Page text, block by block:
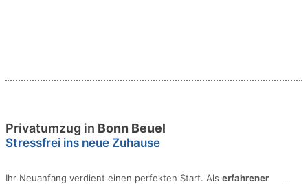
Privatumzug in Bonn Beuel
Stressfrei ins neue Zuhause
Ihr Neuanfang verdient einen perfekten Start. Als erfahrener